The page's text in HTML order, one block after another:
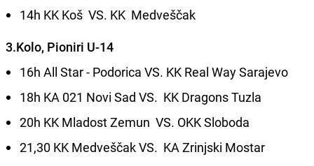
14h KK Koš VS. KK Medveščak
3.Kolo, Pioniri U-14
16h All Star - Podorica VS. KK Real Way Sarajevo
18h KA 021 Novi Sad VS. KK Dragons Tuzla
20h KK Mladost Zemun VS. OKK Sloboda
21,30 KK Medveščak VS. KA Zrinjski Mostar